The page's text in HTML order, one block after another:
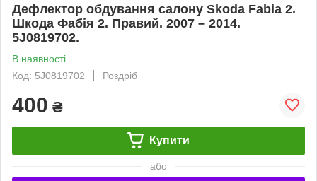
Дефлектор обдування салону Skoda Fabia 2.
Шкода Фабія 2. Правий. 2007 – 2014.
5J0819702.
В наявності
Код: 5J0819702
Роздріб
400 ₴
Купити
або